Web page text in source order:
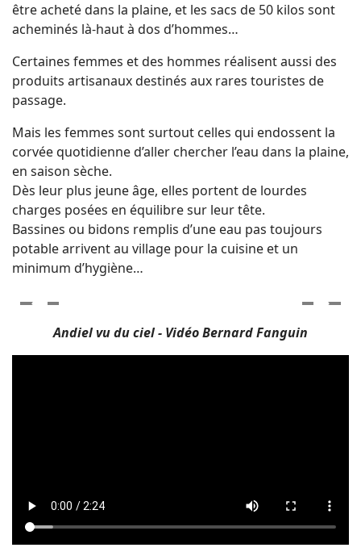
être acheté dans la plaine, et les sacs de 50 kilos sont
acheminés là-haut à dos d’hommes…
Certaines femmes et des hommes réalisent aussi des
produits artisanaux destinés aux rares touristes de
passage.
Mais les femmes sont surtout celles qui endossent la
corvée quotidienne d’aller chercher l’eau dans la plaine,
en saison sèche.
Dès leur plus jeune âge, elles portent de lourdes
charges posées en équilibre sur leur tête.
Bassines ou bidons remplis d’une eau pas toujours
potable arrivent au village pour la cuisine et un
minimum d’hygiène…
Andiel vu du ciel - Vidéo Bernard Fanguin